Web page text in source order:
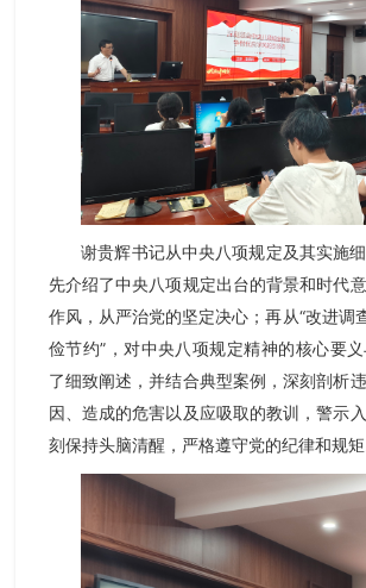
谢贵辉书记从中央八项规定及其实施
先介绍了中央八项规定出台的背景和时代
作风，从严治党的坚定决心；再从“改进调
俭节约”，对中央八项规定精神的核心要
了细致阐述，并结合典型案例，深刻剖析
因、造成的危害以及应吸取的教训，警示
刻保持头脑清醒，严格遵守党的纪律和规矩